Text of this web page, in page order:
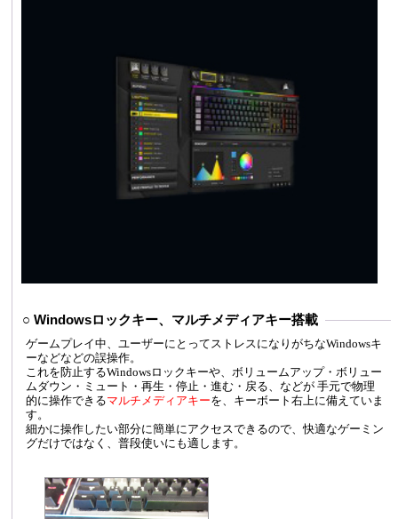
○ Windowsロックキー、マルチメディアキー搭載
ゲームプレイ中、ユーザーにとってストレスになりがちなWindowsキ
ーなどなどの誤操作。
これを防止するWindowsロックキーや、ボリュームアップ・ボリュー
ムダウン・ミュート・再生・停止・進む・戻る、などが 手元で物理
的に操作できるマルチメディアキーを、キーボート右上に備えていま
す。
細かに操作したい部分に簡単にアクセスできるので、快適なゲーミン
グだけではなく、普段使いにも適します。